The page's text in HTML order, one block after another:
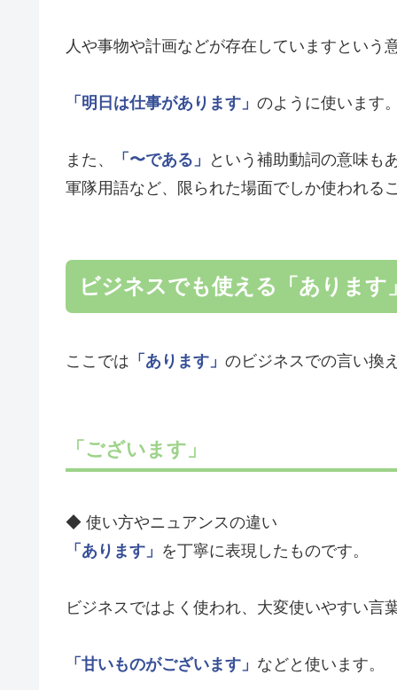
人や事物や計画などが存在していますという
「明日は仕事があります」 のように使います
また、 「〜である」
という補助動詞の意味も
軍隊用語など、限られた場面でしか使われる
ビジネスでも使える「あります
ここでは 「あります」 のビジネスでの言い換
「ございます」
◆ 使い方やニュアンスの違い
「あります」 を丁寧に表現したものです。
ビジネスではよく使われ、大変使いやすい言
「甘いものがございます」 などと使います。